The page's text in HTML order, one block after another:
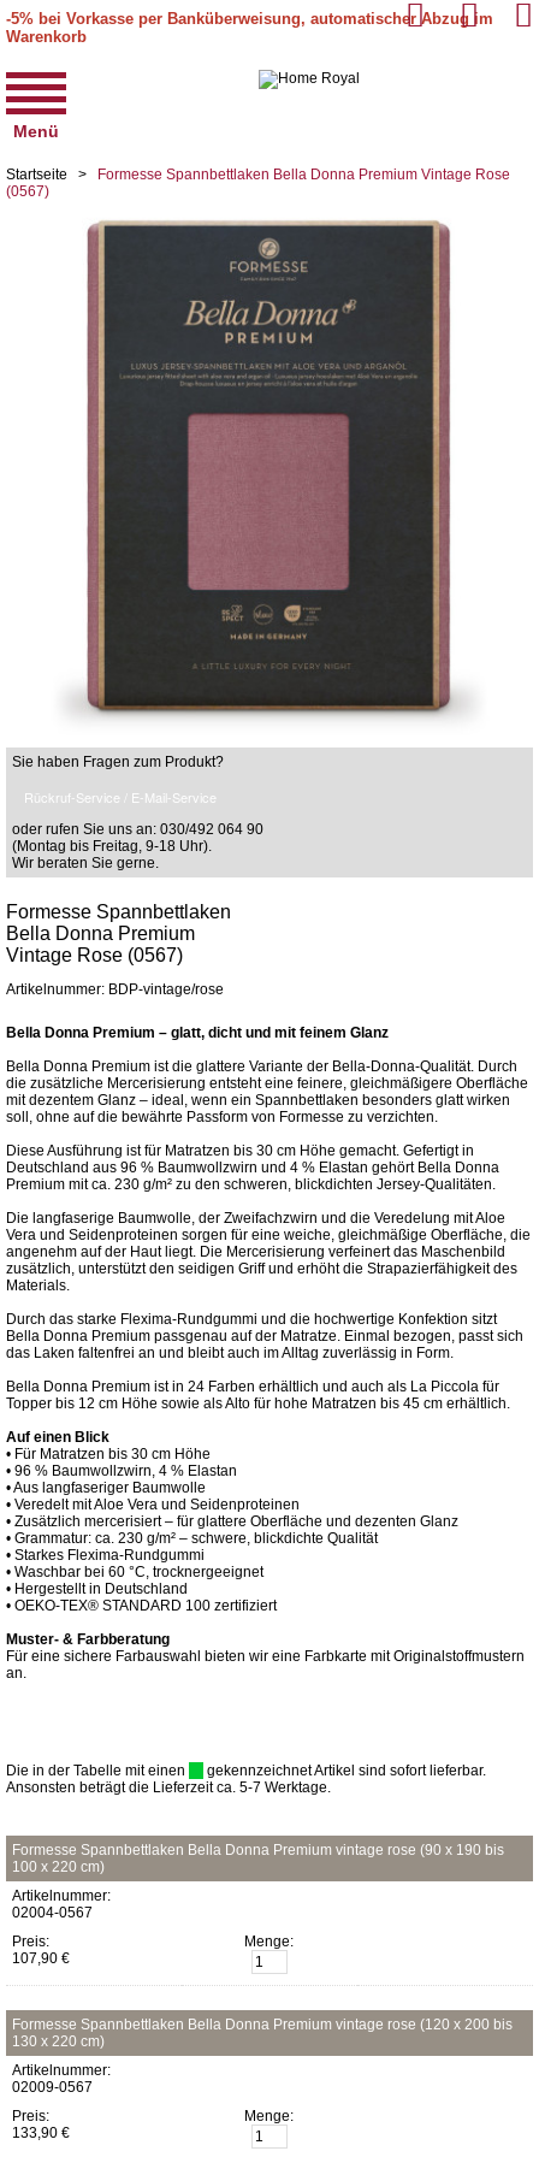
-5% bei Vorkasse per Banküberweisung, automatischer Abzug im
Warenkorb
Menü
Startseite >
Formesse Spannbettlaken Bella Donna Premium Vintage Rose
(0567)
Sie haben Fragen zum Produkt?
Rückruf-Service / E-Mail-Service
oder rufen Sie uns an: 030/492 064 90
(Montag bis Freitag, 9-18 Uhr).
Wir beraten Sie gerne.
Formesse Spannbettlaken
Bella Donna Premium
Vintage Rose (0567)
Artikelnummer: BDP-vintage/rose
Bella Donna Premium – glatt, dicht und mit feinem Glanz
Bella Donna Premium ist die glattere Variante der Bella-Donna-Qualität. Durch
die zusätzliche Mercerisierung entsteht eine feinere, gleichmäßigere Oberfläche
mit dezentem Glanz – ideal, wenn ein Spannbettlaken besonders glatt wirken
soll, ohne auf die bewährte Passform von Formesse zu verzichten.
Diese Ausführung ist für Matratzen bis 30 cm Höhe gemacht. Gefertigt in
Deutschland aus 96 % Baumwollzwirn und 4 % Elastan gehört Bella Donna
Premium mit ca. 230 g/m² zu den schweren, blickdichten Jersey-Qualitäten.
Die langfaserige Baumwolle, der Zweifachzwirn und die Veredelung mit Aloe
Vera und Seidenproteinen sorgen für eine weiche, gleichmäßige Oberfläche, die
angenehm auf der Haut liegt. Die Mercerisierung verfeinert das Maschenbild
zusätzlich, unterstützt den seidigen Griff und erhöht die Strapazierfähigkeit des
Materials.
Durch das starke Flexima-Rundgummi und die hochwertige Konfektion sitzt
Bella Donna Premium passgenau auf der Matratze. Einmal bezogen, passt sich
das Laken faltenfrei an und bleibt auch im Alltag zuverlässig in Form.
Bella Donna Premium ist in 24 Farben erhältlich und auch als La Piccola für
Topper bis 12 cm Höhe sowie als Alto für hohe Matratzen bis 45 cm erhältlich.
Auf einen Blick
• Für Matratzen bis 30 cm Höhe
• 96 % Baumwollzwirn, 4 % Elastan
• Aus langfaseriger Baumwolle
• Veredelt mit Aloe Vera und Seidenproteinen
• Zusätzlich mercerisiert – für glattere Oberfläche und dezenten Glanz
• Grammatur: ca. 230 g/m² – schwere, blickdichte Qualität
• Starkes Flexima-Rundgummi
• Waschbar bei 60 °C, trocknergeeignet
• Hergestellt in Deutschland
• OEKO-TEX® STANDARD 100 zertifiziert
Muster- & Farbberatung
Für eine sichere Farbauswahl bieten wir eine Farbkarte mit Originalstoffmustern
an.
Die in der Tabelle mit einen
gekennzeichnet Artikel sind sofort lieferbar.
Ansonsten beträgt die Lieferzeit ca. 5-7 Werktage.
Formesse Spannbettlaken Bella Donna Premium vintage rose (90 x 190 bis
100 x 220 cm)
Artikelnummer:
02004-0567
Preis:
107,90 €
Menge:
Formesse Spannbettlaken Bella Donna Premium vintage rose (120 x 200 bis
130 x 220 cm)
Artikelnummer:
02009-0567
Preis:
133,90 €
Menge: